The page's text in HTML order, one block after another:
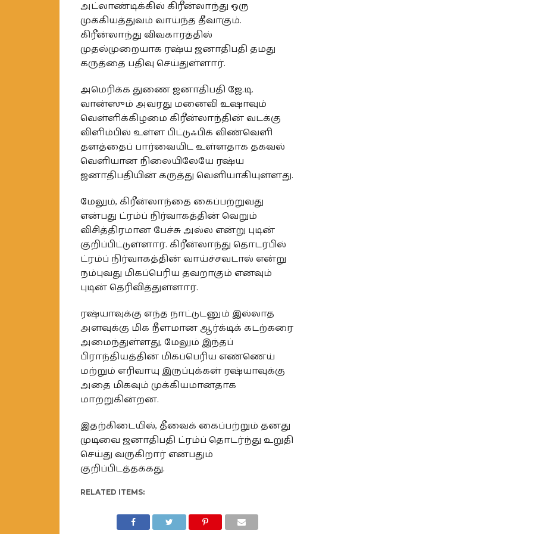
அட்லாண்டிக்கில் கிரீன்லாந்து ஒரு
முக்கியத்துவம் வாய்ந்த தீவாகும்.
கிரீன்லாந்து விவகாரத்தில்
முதல்முறையாக ரஷ்ய ஜனாதிபதி தமது
கருத்தை பதிவு செய்துள்ளார்.
அமெரிக்க துணை ஜனாதிபதி ஜே.டி.
வான்ஸும் அவரது மனைவி உஷாவும்
வெள்ளிக்கிழமை கிரீன்லாந்தின் வடக்கு
விளிம்பில் உள்ள பிட்டுஃபிக் விண்வெளி
தளத்தைப் பார்வையிட உள்ளதாக தகவல்
வெளியான நிலையிலேயே ரஷ்ய
ஜனாதிபதியின் கருத்து வெளியாகியுள்ளது.
மேலும், கிரீன்லாந்தை கைப்பற்றுவது
என்பது ட்ரம்ப் நிர்வாகத்தின் வெறும்
விசித்திரமான பேச்சு அல்ல என்று புடின்
குறிப்பிட்டுள்ளார். கிரீன்லாந்து தொடர்பில்
ட்ரம்ப் நிர்வாகத்தின் வாய்ச்சவடால் என்று
நம்புவது மிகப்பெரிய தவறாகும் எனவும்
புடின் தெரிவித்துள்ளார்.
ரஷ்யாவுக்கு எந்த நாட்டுடனும் இல்லாத
அளவுக்கு மிக நீளமான ஆர்க்டிக் கடற்கரை
அமைந்துள்ளது, மேலும் இந்தப்
பிராந்தியத்தின் மிகப்பெரிய எண்ணெய்
மற்றும் எரிவாயு இருப்புக்கள் ரஷ்யாவுக்கு
அதை மிகவும் முக்கியமானதாக
மாற்றுகின்றன.
இதற்கிடையில், தீவைக் கைப்பற்றும் தனது
முடிவை ஜனாதிபதி ட்ரம்ப் தொடர்ந்து உறுதி
செய்து வருகிறார் என்பதும்
குறிப்பிடத்தக்கது.
RELATED ITEMS: